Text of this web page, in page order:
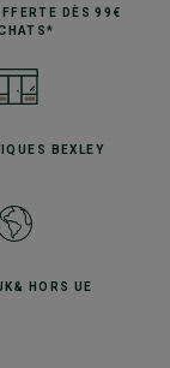
DÈS 99€
BEXLEY
& HORS UE